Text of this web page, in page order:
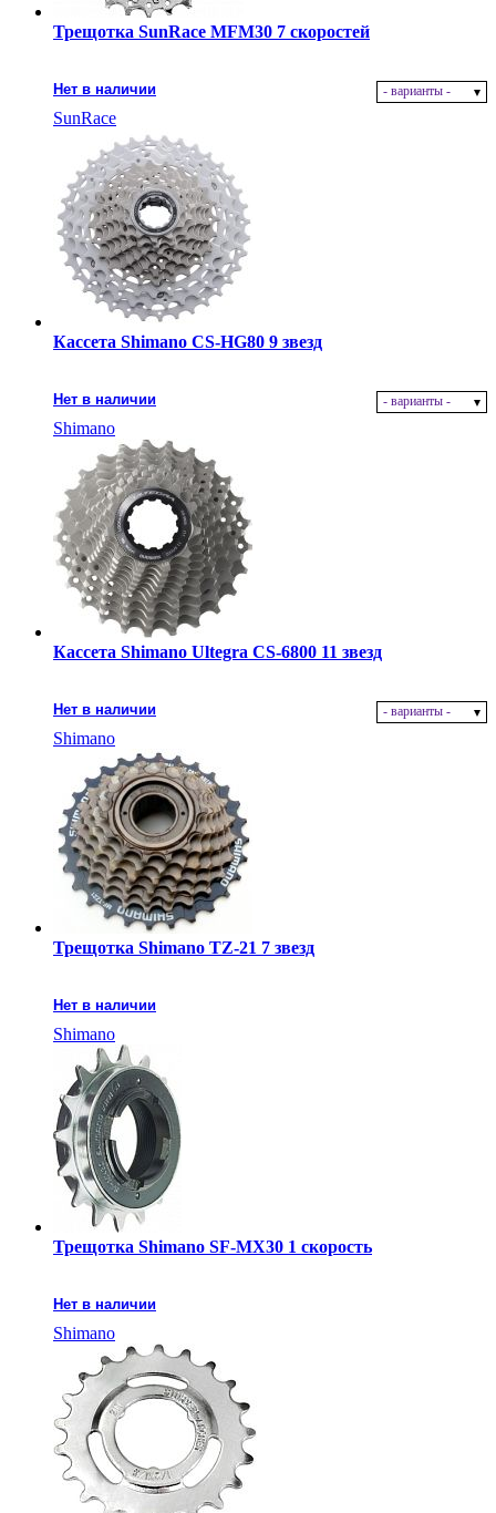
Трещотка SunRace MFM30 7 скоростей
Нет в наличии - варианты -
SunRace
Кассета Shimano CS-HG80 9 звезд
Нет в наличии - варианты -
Shimano
Кассета Shimano Ultegra CS-6800 11 звезд
Нет в наличии - варианты -
Shimano
Трещотка Shimano TZ-21 7 звезд
Нет в наличии
Shimano
Трещотка Shimano SF-MX30 1 скорость
Нет в наличии
Shimano